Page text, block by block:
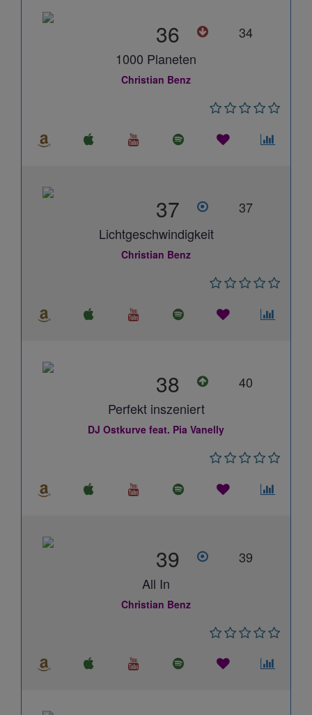
36
34
1000 Planeten
Christian Benz
37
37
Lichtgeschwindigkeit
Christian Benz
38
40
Perfekt inszeniert
DJ Ostkurve feat. Pia Vanelly
39
39
All In
Christian Benz